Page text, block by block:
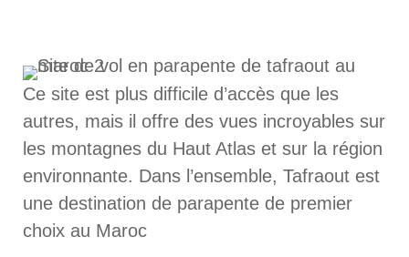
Ce site est plus difficile d’accès que les
autres, mais il offre des vues incroyables sur
les montagnes du Haut Atlas et sur la région
environnante. Dans l’ensemble, Tafraout est
une destination de parapente de premier
choix au Maroc